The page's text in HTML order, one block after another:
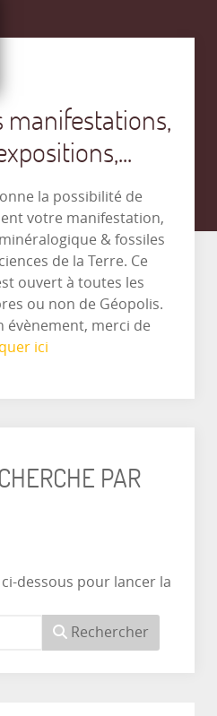
manifestations,
la possibilité de
votre manifestation,
& fossiles
de la Terre. Ce
ouvert à toutes les
ou non de Géopolis.
évènement, merci de
ici
PAR
dessous pour lancer la
Rechercher